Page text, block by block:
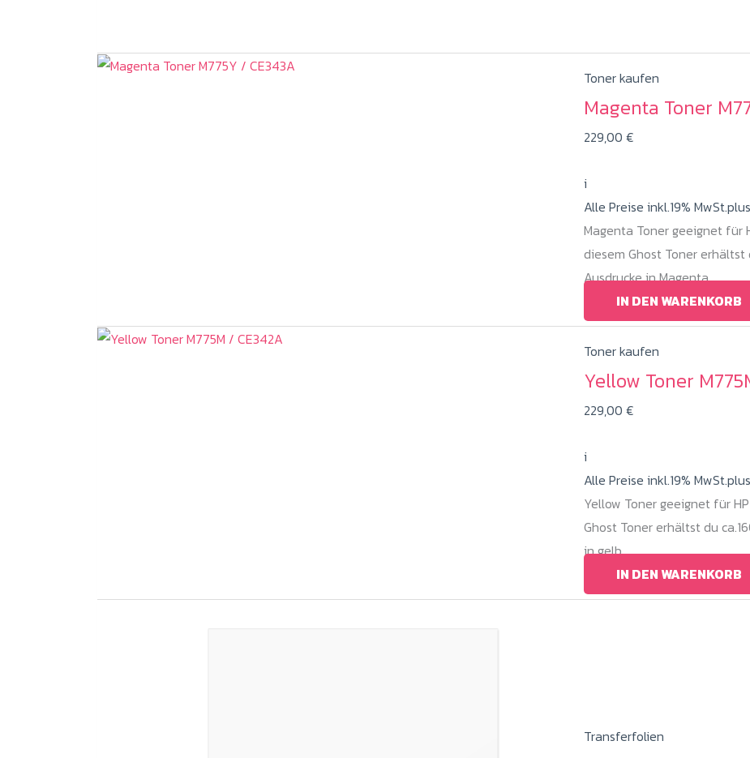
Toner kaufen
Magenta Toner
229,00 €
i
Alle Preise inkl.19% MwSt.plus
Magenta Toner geeignet für
diesem Ghost Toner
Ausdrucke in Magenta.
IN DEN WARENKORB
Toner kaufen
Yellow Toner
229,00 €
i
Alle Preise inkl.19% MwSt.plus
Yellow Toner geeignet für
Ghost Toner erhältst du
in gelb.
IN DEN WARENKORB
Transferfolien